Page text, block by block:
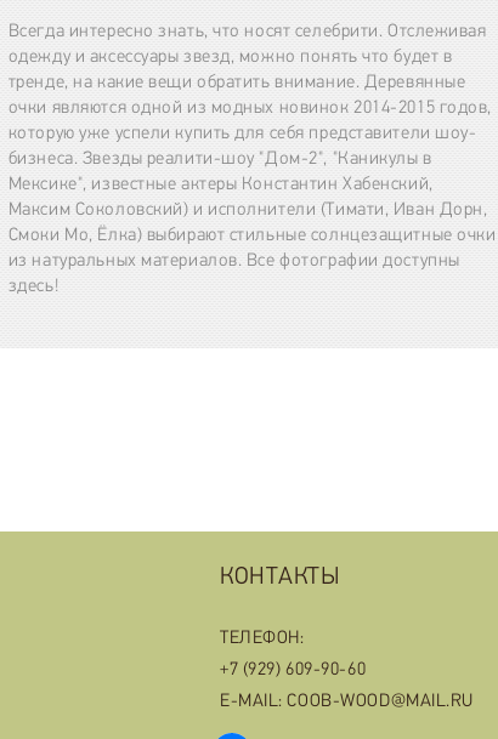
Всегда интересно знать, что носят селебрити. Отслеживая
одежду и аксессуары звезд, можно понять что будет в
тренде, на какие вещи обратить внимание. Деревянные
очки являются одной из модных новинок 2014-2015 годов,
которую уже успели купить для себя представители шоу-
бизнеса. Звезды реалити-шоу "Дом-2", "Каникулы в
Мексике", известные актеры Константин Хабенский,
Максим Соколовский) и исполнители (Тимати, Иван Дорн,
Смоки Мо, Ёлка) выбирают стильные солнцезащитные очки
из натуральных материалов. Все фотографии доступны
здесь!
КОНТАКТЫ
ТЕЛЕФОН:
+7 (929) 609-90-60
E-MAIL: COOB-WOOD@MAIL.RU